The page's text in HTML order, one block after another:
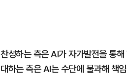
찬성하는 측은 AI가 자가발전을 통
대하는 측은 AI는 수단에 불과해 책